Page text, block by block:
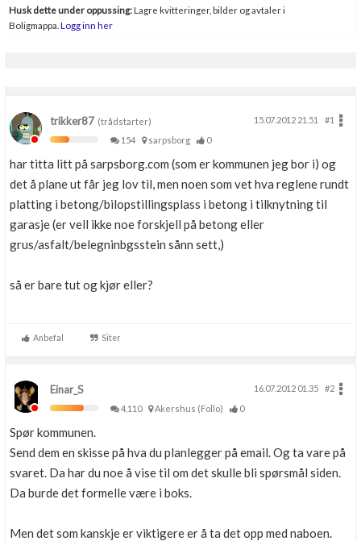
Husk dette under oppussing:Lagre kvitteringer, bilder og avtaler i
Boligmappa. Logg inn her
trikker87 (trådstarter) 15.07.2012 21.51
#1
154
sarpsborg 0
har titta litt på sarpsborg.com (som er kommunen jeg bor i) og
det å plane ut får jeg lov til, men noen som vet hva reglene rundt
platting i betong/bilopstillingsplass i betong i tilknytning til
garasje (er vell ikke noe forskjell på betong eller
grus/asfalt/belegninbgsstein sånn sett,)
så er bare tut og kjør eller?
Anbefal Siter
Einar_S 16.07.2012 01.35
#2
4,110
Akershus (Follo) 0
Spør kommunen.
Send dem en skisse på hva du planlegger på email. Og ta vare på
svaret. Da har du noe å vise til om det skulle bli spørsmål siden.
Da burde det formelle være i boks.
Men det som kanskje er viktigere er å ta det opp med naboen.